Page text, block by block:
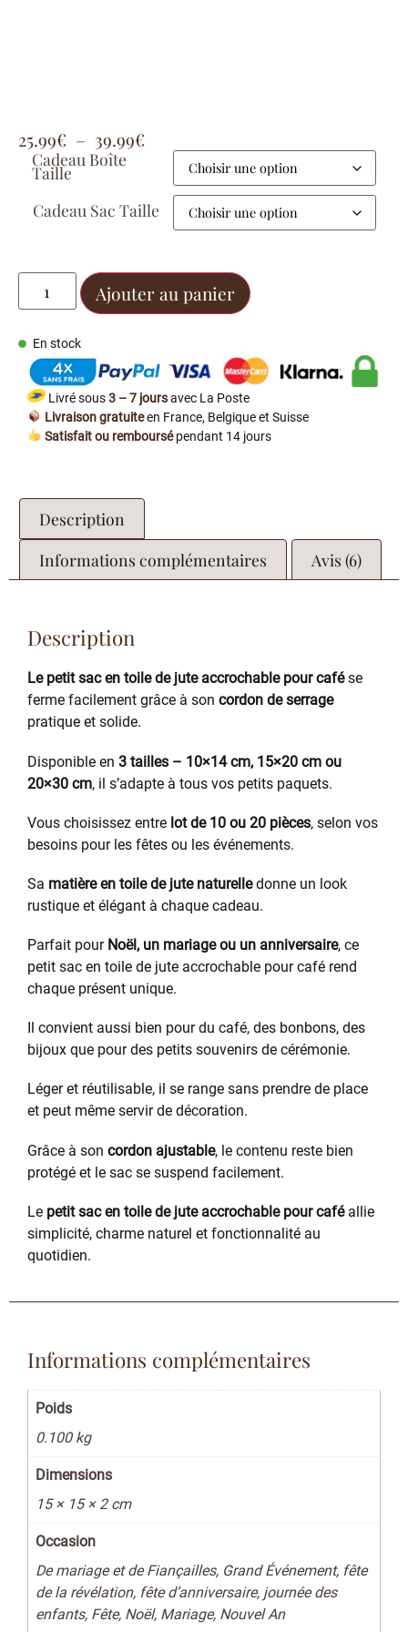
25.99€ – 39.99€
Cadeau Boîte
Taille
Cadeau Sac Taille
Ajouter au panier
En stock
Livré sous3 – 7 joursavec La Poste
Livraison gratuiteen France, Belgique et Suisse
Satisfait ou remboursépendant 14 jours
Description
Informations complémentaires
Avis (6)
Description
Le petit sac en toile de jute accrochable pour cafése
ferme facilement grâce à son cordon de serrage
pratique et solide.
Disponible en 3 tailles – 10×14 cm, 15×20 cm ou
20×30 cm, il s’adapte à tous vos petits paquets.
Vous choisissez entre lot de 10 ou 20 pièces, selon vos
besoins pour les fêtes ou les événements.
Sa matière en toile de jute naturelledonne un look
rustique et élégant à chaque cadeau.
Parfait pourNoël, un mariage ou un anniversaire, ce
petit sac en toile de jute accrochable pour café rend
chaque présent unique.
Il convient aussi bien pour du café, des bonbons, des
bijoux que pour des petits souvenirs de cérémonie.
Léger et réutilisable, il se range sans prendre de place
et peut même servir de décoration.
Grâce à son cordon ajustable, le contenu reste bien
protégé et le sac se suspend facilement.
Le petit sac en toile de jute accrochable pour caféallie
simplicité, charme naturel et fonctionnalité au
quotidien.
Informations complémentaires
Poids
0.100 kg
Dimensions
15 × 15 × 2 cm
Occasion
De mariage et de Fiançailles, Grand Événement, fête
de la révélation, fête d’anniversaire, journée des
enfants, Fête, Noël, Mariage, Nouvel An